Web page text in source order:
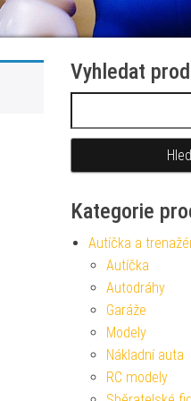
Vyhledat
Kategorie
Autíčka a
Autíčka
Autodráhy
Garáže
Modely
Nákladní auta
RC modely